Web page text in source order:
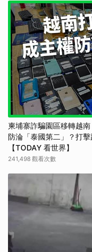
柬埔寨詐騙園區移轉越
防淪「泰國第二」？打
【TODAY 看世界】
241,498 觀看次數